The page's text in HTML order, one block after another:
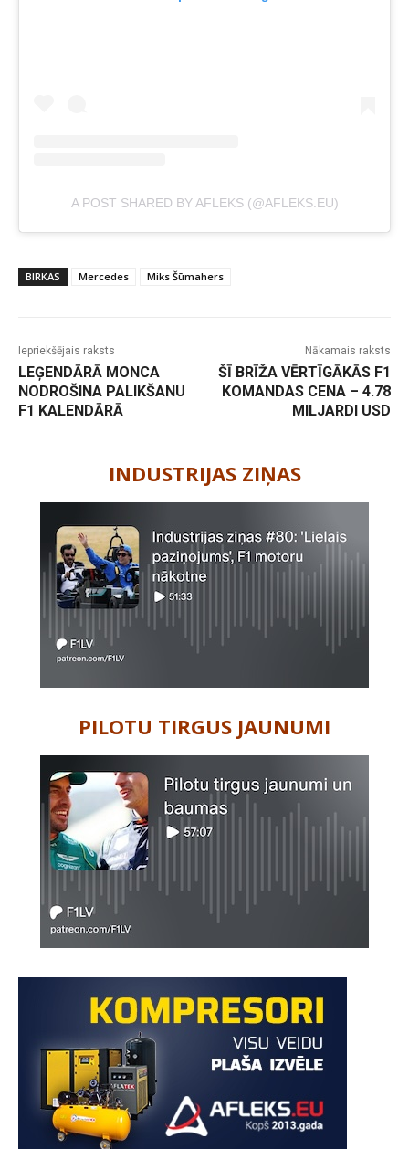
A POST SHARED BY AFLEKS (@AFLEKS.EU)
BIRKAS Mercedes Miks Šūmahers
Iepriekšējais raksts
LEĢENDĀRĀ MONCA
NODROŠINA PALIKŠANU
F1 KALENDĀRĀ
Nākamais raksts
ŠĪ BRĪŽA VĒRTĪGĀKĀS F1
KOMANDAS CENA – 4.78
MILJARDI USD
INDUSTRIJAS ZIŅAS
PILOTU TIRGUS JAUNUMI